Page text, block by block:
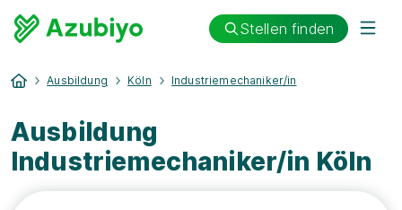
Stellen finden
Ausbildung Köln Industriemechaniker/in
Ausbildung
Industriemechaniker/in Köln